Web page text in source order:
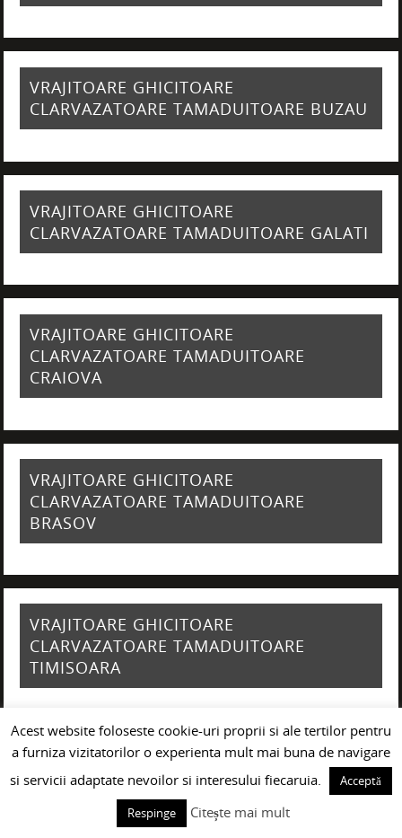
VRAJITOARE GHICITOARE
CLARVAZATOARE TAMADUITOARE BUZAU
VRAJITOARE GHICITOARE
CLARVAZATOARE TAMADUITOARE GALATI
VRAJITOARE GHICITOARE
CLARVAZATOARE TAMADUITOARE
CRAIOVA
VRAJITOARE GHICITOARE
CLARVAZATOARE TAMADUITOARE
BRASOV
VRAJITOARE GHICITOARE
CLARVAZATOARE TAMADUITOARE
TIMISOARA
VRAJITOARE GHICITOARE
CLARVAZATOARE TAMADUITOARE IASI
Acest website foloseste cookie-uri proprii si ale tertilor pentru
a furniza vizitatorilor o experienta mult mai buna de navigare
si servicii adaptate nevoilor si interesului fiecaruia.
Acceptă
Respinge
Citește mai mult